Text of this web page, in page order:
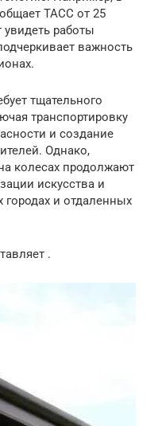
ТАСС от 25
увидеть работы
важность
тщательного
транспортировку
и создание
Однако,
колесах продолжают
искусства и
и отдаленных
.